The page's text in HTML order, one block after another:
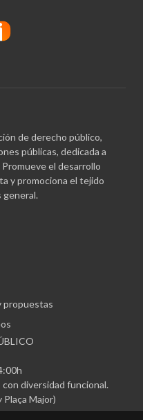
de derecho público,
públicas, dedicada a
el desarrollo
y promociona el tejido
general.
propuestas
diversidad funcional.
Plaça Major)